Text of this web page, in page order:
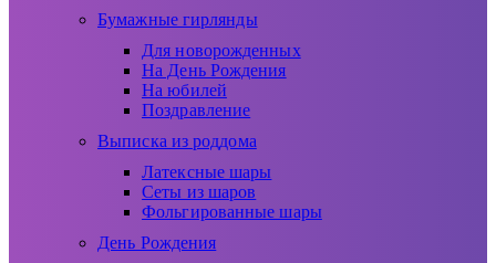
Бумажные гирлянды
Для новорожденных
На День Рождения
На юбилей
Поздравление
Выписка из роддома
Латексные шары
Сеты из шаров
Фольгированные шары
День Рождения